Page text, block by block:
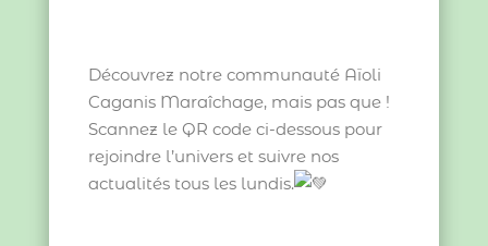
Découvrez notre communauté Aïoli
Caganis Maraîchage, mais pas que !
Scannez le QR code ci-dessous pour
rejoindre l’univers et suivre nos
actualités tous les lundis.